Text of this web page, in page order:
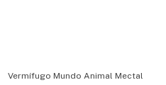
Vermífugo Mundo Animal Mectal